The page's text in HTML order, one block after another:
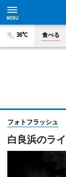
36°C 食べる
フォトフラッシュ
白良浜のラ